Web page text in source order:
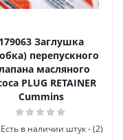
179063 Заглушка
перепускного
масляного
PLUG RETAINER
Cummins
Есть в наличии штук - (2)